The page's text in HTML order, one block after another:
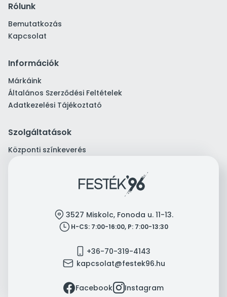
Rólunk
Bemutatkozás
Kapcsolat
Információk
Márkáink
Általános Szerződési Feltételek
Adatkezelési Tájékoztató
Szolgáltatások
Központi színkeverés
location 3527 Miskolc, Fonoda u. 11-13.
clock H-CS: 7:00-16:00, P: 7:00-13:30
mobile +36-70-319-4143
mail kapcsolat@festek96.hu
facebookFacebookinstagramInstagram